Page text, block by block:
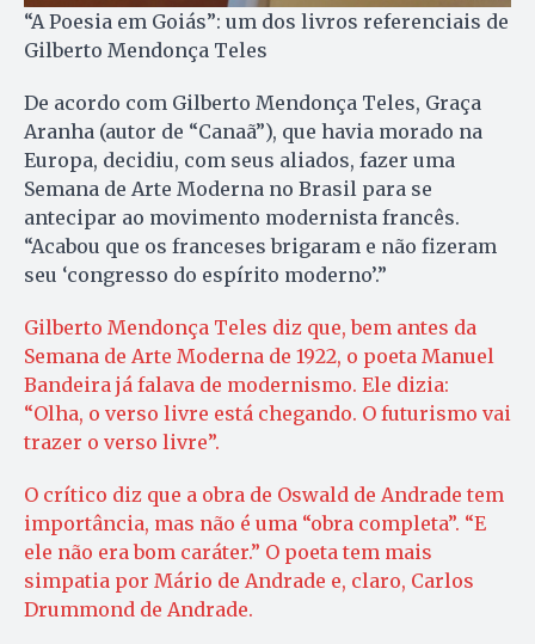
“A Poesia em Goiás”: um dos livros referenciais de
Gilberto Mendonça Teles
De acordo com Gilberto Mendonça Teles, Graça
Aranha (autor de “Canaã”), que havia morado na
Europa, decidiu, com seus aliados, fazer uma
Semana de Arte Moderna no Brasil para se
antecipar ao movimento modernista francês.
“Acabou que os franceses brigaram e não fizeram
seu ‘congresso do espírito moderno’.”
Gilberto Mendonça Teles diz que, bem antes da
Semana de Arte Moderna de 1922, o poeta Manuel
Bandeira já falava de modernismo. Ele dizia:
“Olha, o verso livre está chegando. O futurismo vai
trazer o verso livre”.
O crítico diz que a obra de Oswald de Andrade tem
importância, mas não é uma “obra completa”. “E
ele não era bom caráter.” O poeta tem mais
simpatia por Mário de Andrade e, claro, Carlos
Drummond de Andrade.